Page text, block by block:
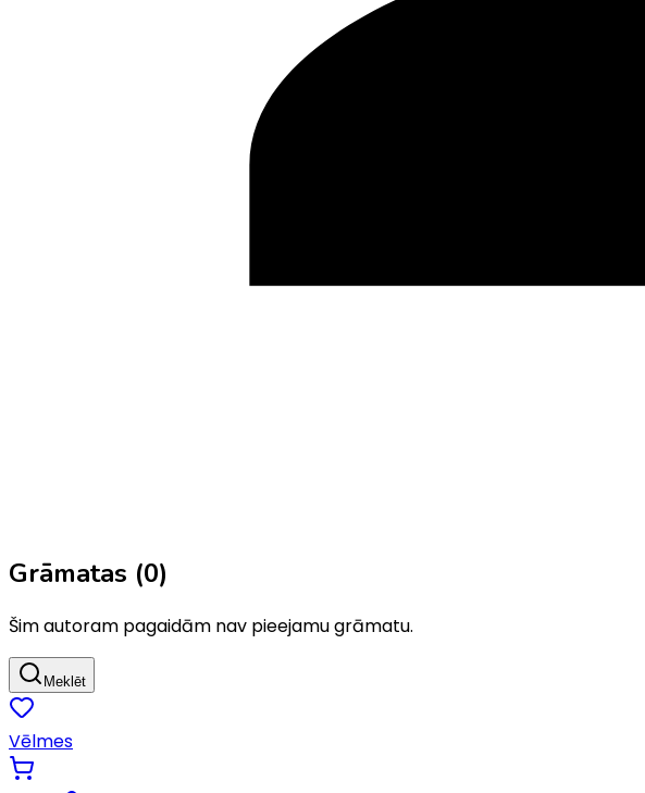
Grāmatas (0)
Šim autoram pagaidām nav pieejamu grāmatu.
Meklēt
Vēlmes